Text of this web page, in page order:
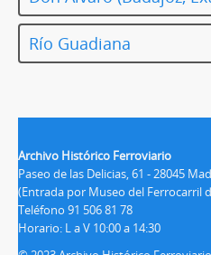
Río Guadiana
Archivo Histórico Ferroviario
Paseo de las Delicias, 61 - 28045
(Entrada por Museo del Ferrocarril
Teléfono 91 506 81 78
Horario: L a V 10:00 a 14:30